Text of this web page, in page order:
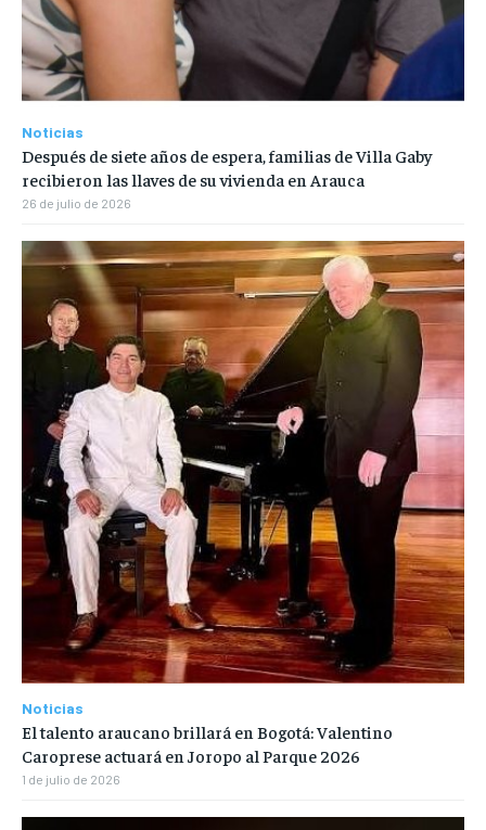
Noticias
Después de siete años de espera, familias de Villa Gaby
recibieron las llaves de su vivienda en Arauca
26 de julio de 2026
Noticias
El talento araucano brillará en Bogotá: Valentino
Caroprese actuará en Joropo al Parque 2026
1 de julio de 2026